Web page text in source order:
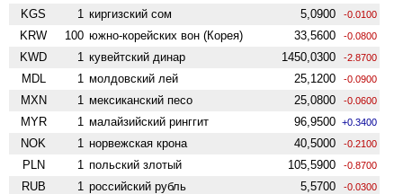
KGS 1 киргизский сом 5,0900 -0.0100
KRW 100 южно-корейских вон (Корея) 33,5600 -0.0800
KWD 1 кувейтский динар 1450,0300 -2.8700
MDL 1 молдовский лей 25,1200 -0.0900
MXN 1 мексиканский песо 25,0800 -0.0600
MYR 1 малайзийский ринггит 96,9500 +0.3400
NOK 1 норвежская крона 40,5000 -0.2100
PLN 1 польский злотый 105,5900 -0.8700
RUB 1 российский рубль 5,5700 -0.0300